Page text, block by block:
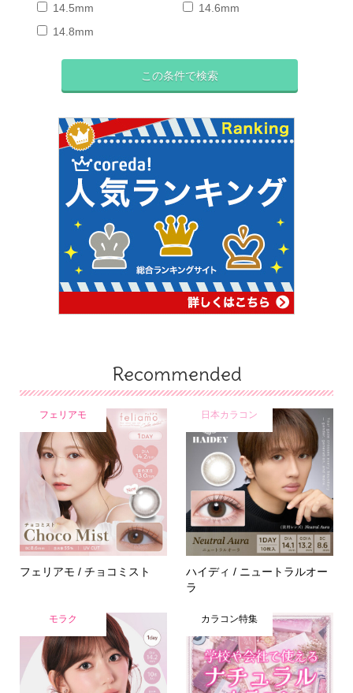
14.5mm
14.6mm
14.8mm
Recommended
フェリアモ
フェリアモ / チョコミスト
日本カラコン
ハイディ / ニュートラルオー
ラ
モラク カラコン特集